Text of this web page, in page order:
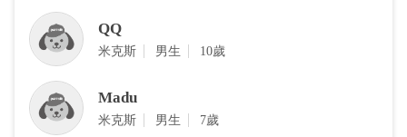
QQ
‎米克斯 男生 10歲
Madu
‎米克斯 男生 7歲